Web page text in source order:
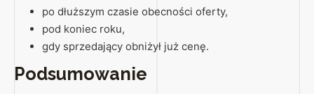
po dłuższym czasie obecności oferty,
pod koniec roku,
gdy sprzedający obniżył już cenę.
Podsumowanie